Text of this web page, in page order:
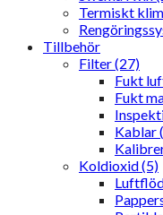
Termiskt
Tillbehör
Filter (27)
Fukt
Fukt
Kablar
Koldioxid (5)